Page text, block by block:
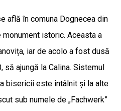
află în comuna Dognecea din
istoric. Aceasta a
iar de acolo a fost dusă
să ajungă la Calina. Sistemul
bisericii este întâlnit și la alte
sub numele de „Fachwerk”